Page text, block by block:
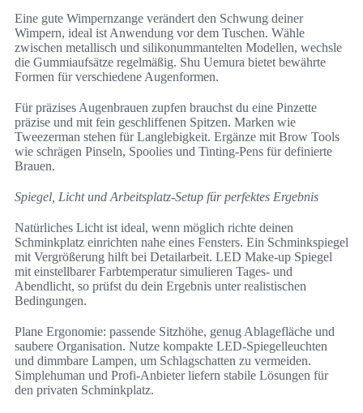
Eine gute Wimpernzange verändert den Schwung deiner
Wimpern, ideal ist Anwendung vor dem Tuschen. Wähle
zwischen metallisch und silikonummantelten Modellen, wechsle
die Gummiaufsätze regelmäßig. Shu Uemura bietet bewährte
Formen für verschiedene Augenformen.
Für präzises Augenbrauen zupfen brauchst du eine Pinzette
präzise und mit fein geschliffenen Spitzen. Marken wie
Tweezerman stehen für Langlebigkeit. Ergänze mit Brow Tools
wie schrägen Pinseln, Spoolies und Tinting-Pens für definierte
Brauen.
Spiegel, Licht und Arbeitsplatz-Setup für perfektes Ergebnis
Natürliches Licht ist ideal, wenn möglich richte deinen
Schminkplatz einrichten nahe eines Fensters. Ein Schminkspiegel
mit Vergrößerung hilft bei Detailarbeit. LED Make-up Spiegel
mit einstellbarer Farbtemperatur simulieren Tages- und
Abendlicht, so prüfst du dein Ergebnis unter realistischen
Bedingungen.
Plane Ergonomie: passende Sitzhöhe, genug Ablagefläche und
saubere Organisation. Nutze kompakte LED-Spiegelleuchten
und dimmbare Lampen, um Schlagschatten zu vermeiden.
Simplehuman und Profi-Anbieter liefern stabile Lösungen für
den privaten Schminkplatz.